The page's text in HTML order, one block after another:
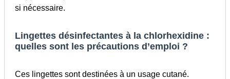
si nécessaire.
Lingettes désinfectantes à la chlorhexidine :
quelles sont les précautions d’emploi ?
Ces lingettes sont destinées à un usage cutané.